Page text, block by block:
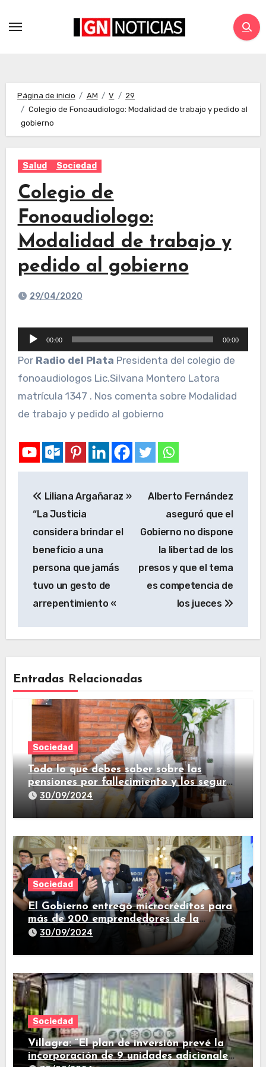
Página de inicio AM V
29
Colegio de Fonoaudiologo: Modalidad de trabajo y pedido al
gobierno
Salud Sociedad
Colegio de
Fonoaudiologo:
Modalidad de trabajo y
pedido al gobierno
29/04/2020
Reproductor
de
audio
00:00 00:00
Por Radio del Plata Presidenta del colegio de
fonoaudiologos Lic.Silvana Montero Latora
matrícula 1347 . Nos comenta sobre Modalidad
de trabajo y pedido al gobierno
Liliana Argañaraz »
“La Justicia
considera brindar el
beneficio a una
persona que jamás
tuvo un gesto de
arrepentimiento «
Alberto Fernández
aseguró que el
Gobierno no dispone
la libertad de los
presos y que el tema
es competencia de
los jueces
Entradas Relacionadas
Sociedad
Todo lo que debes saber sobre las
pensiones por fallecimiento y los seguros
de vida
30/09/2024
Sociedad
El Gobierno entregó microcréditos para
más de 200 emprendedores de la
provincia
30/09/2024
Sociedad
Villagra: “El plan de inversión prevé la
incorporación de 9 unidades adicionales